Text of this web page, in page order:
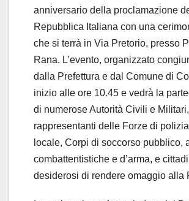
anniversario della proclamazione
Repubblica Italiana con una
che si terrà in Via Pretorio, presso
Rana. L’evento, organizzato
dalla Prefettura e dal Comune di
inizio alle ore 10.45 e vedrà la
di numerose Autorità Civili e Militari,
rappresentanti delle Forze di
locale, Corpi di soccorso pubblico,
combattentistiche e d’arma, e
desiderosi di rendere omaggio alla